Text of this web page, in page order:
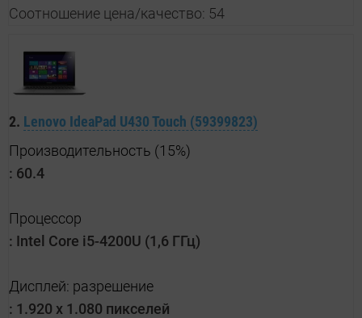
Соотношение цена/качество: 54
2. Lenovo IdeaPad U430 Touch (59399823)
Производительность (15%)
: 60.4
Процессор
: Intel Core i5-4200U (1,6 ГГц)
Дисплей: разрешение
: 1.920 x 1.080 пикселей